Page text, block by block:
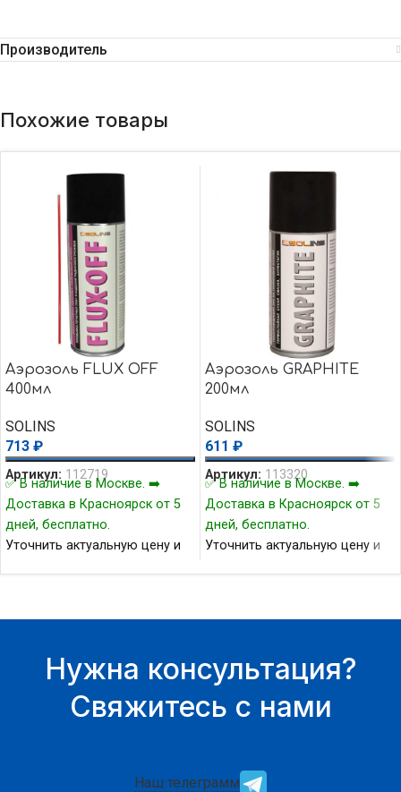
Производитель
Похожие товары
Аэрозоль FLUX OFF
400мл
SOLINS
713 ₽
Артикул: 112719
✅ В наличие в Москве. ➡️
Доставка в Красноярск от 5
дней, бесплатно.
Уточнить актуальную цену и
Аэрозоль GRAPHITE
200мл
SOLINS
611 ₽
Артикул: 113320
✅ В наличие в Москве. ➡️
Доставка в Красноярск от 5
дней, бесплатно.
Уточнить актуальную цену и
Нужна консультация?
Свяжитесь с нами
Наш телеграмм